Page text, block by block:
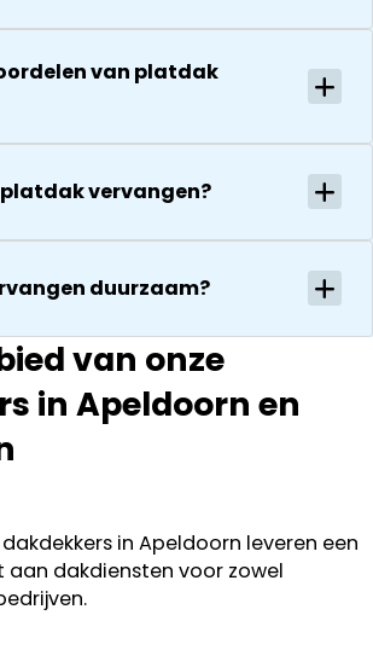
Het is nog
droog!!! Dus
sterren review
waard door
onverwachte
zaken die ze
vakkundig
gerepareerd
zonder extra
kosten. Maar
ook dan
kan ze
van platdak
vervangen?
duurzaam?
van onze
in Apeldoorn en
in Apeldoorn leveren een
dakdiensten voor zowel